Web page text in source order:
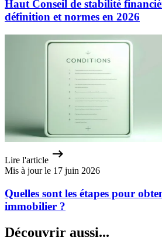
Haut Conseil de stabilité
définition et normes en 2026
Lire l'article
Mis à jour le 17 juin 2026
Quelles sont les étapes pour
immobilier ?
Découvrir aussi...